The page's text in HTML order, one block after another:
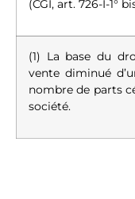
(CGI, art. 726-I-1°
(1) La base du
vente diminué
nombre de parts
société.